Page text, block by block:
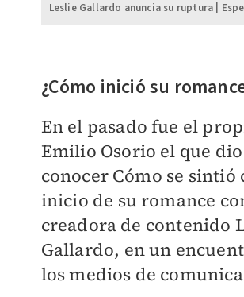
Leslie Gallardo anuncia su ruptura |
¿Cómo inició su
En el pasado fue el
Emilio Osorio el que
conocer Cómo se sintió
inicio de su romance
creadora de contenido
Gallardo, en un
los medios de